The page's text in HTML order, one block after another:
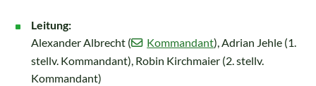
Leitung:
Alexander Albrecht (
Kommandant), Adrian Jehle (1.
stellv. Kommandant), Robin Kirchmaier (2. stellv.
Kommandant)